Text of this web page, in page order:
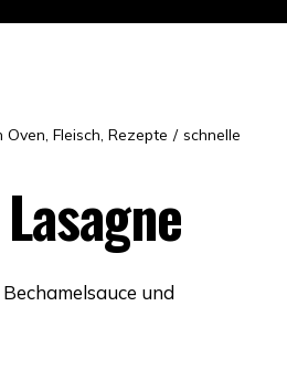
Oven, Fleisch, Rezepte / schnelle
und